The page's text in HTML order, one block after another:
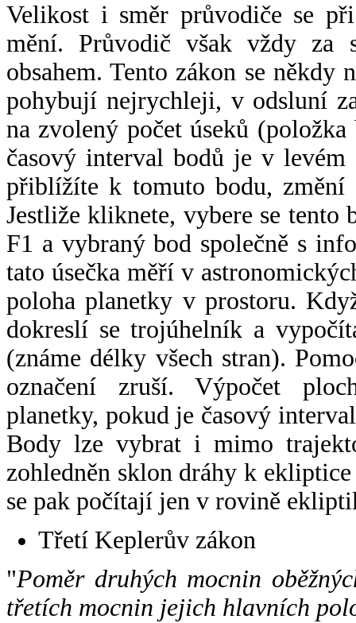
Velikost i směr průvodiče se
mění. Průvodič však vždy za
obsahem. Tento zákon se někdy
pohybují nejrychleji, v odsluní
na zvolený počet úseků
časový interval bodů je v
přiblížíte k tomuto bodu,
Jestliže kliknete, vybere se tento
F1 a vybraný bod společně s
tato úsečka měří v
poloha planetky v prostoru.
dokreslí se trojúhelník a
(známe délky všech stran).
označení zruší. Výpočet
planetky, pokud je časový
Body lze vybrat i mimo
zohledněn sklon dráhy k
se pak počítají jen v rovině
Třetí Keplerův zákon
"Poměr druhých mocnin
třetích mocnin jejich hlavních